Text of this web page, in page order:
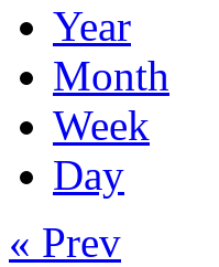
Year
Month
Week
Day
« Prev